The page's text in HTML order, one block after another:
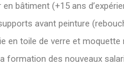
bâtiment (+15 ans
avant peinture
en toile de verre et moquette
formation des nouveaux